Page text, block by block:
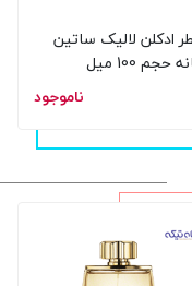
ادکلن لالیک ساتین
حجم 100 میل
ناموجود